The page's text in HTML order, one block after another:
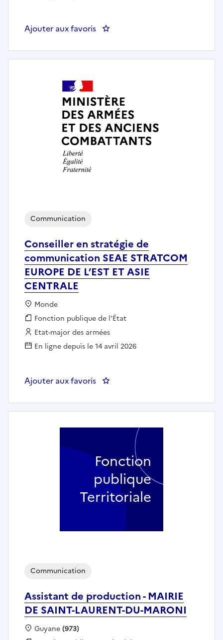
Ajouter aux favoris : CAB/SC/DCI/B-Unité
Conseiller en stratégie de
communication SEAE STRATCOM
EUROPE DE L’EST ET ASIE
CENTRALE
Communication
Localisation :
Monde
Fonction publique :
Fonction publique de l'État
Employeur :
Etat-major des armées
En ligne depuis le 14 avril 2026
Ajouter aux favoris
Assistant de production - MAIRIE
DE SAINT-LAURENT-DU-MARONI
Communication
Localisation :
Guyane(973)
Fonction
publique
Territoriale